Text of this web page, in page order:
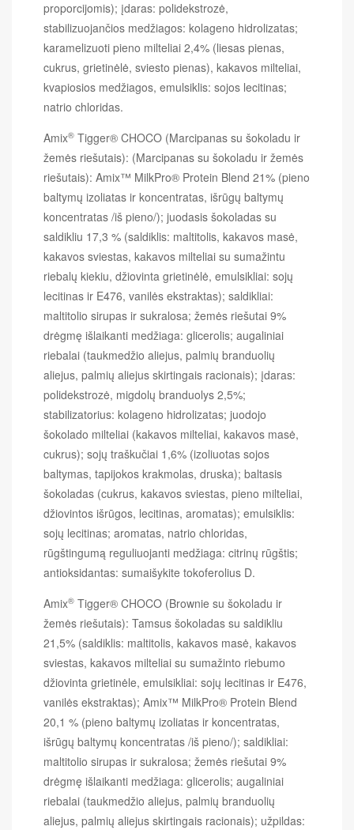
proporcijomis); įdaras: polidekstrozė,
stabilizuojančios medžiagos: kolageno hidrolizatas;
karamelizuoti pieno milteliai 2,4% (liesas pienas,
cukrus, grietinėlė, sviesto pienas), kakavos milteliai,
kvapiosios medžiagos, emulsiklis: sojos lecitinas;
natrio chloridas.
Amix® Tigger® CHOCO (Marcipanas su šokoladu ir
žemės riešutais): (Marcipanas su šokoladu ir žemės
riešutais): Amix™ MilkPro® Protein Blend 21% (pieno
baltymų izoliatas ir koncentratas, išrūgų baltymų
koncentratas /iš pieno/); juodasis šokoladas su
saldikliu 17,3 % (saldiklis: maltitolis, kakavos masė,
kakavos sviestas, kakavos milteliai su sumažintu
riebalų kiekiu, džiovinta grietinėlė, emulsikliai: sojų
lecitinas ir E476, vanilės ekstraktas); saldikliai:
maltitolio sirupas ir sukralosa; žemės riešutai 9%
drėgmę išlaikanti medžiaga: glicerolis; augaliniai
riebalai (taukmedžio aliejus, palmių branduolių
aliejus, palmių aliejus skirtingais racionais); įdaras:
polidekstrozė, migdolų branduolys 2,5%;
stabilizatorius: kolageno hidrolizatas; juodojo
šokolado milteliai (kakavos milteliai, kakavos masė,
cukrus); sojų traškučiai 1,6% (izoliuotas sojos
baltymas, tapijokos krakmolas, druska); baltasis
šokoladas (cukrus, kakavos sviestas, pieno milteliai,
džiovintos išrūgos, lecitinas, aromatas); emulsiklis:
sojų lecitinas; aromatas, natrio chloridas,
rūgštingumą reguliuojanti medžiaga: citrinų rūgštis;
antioksidantas: sumaišykite tokoferolius D.
Amix® Tigger® CHOCO (Brownie su šokoladu ir
žemės riešutais): Tamsus šokoladas su saldikliu
21,5% (saldiklis: maltitolis, kakavos masė, kakavos
sviestas, kakavos milteliai su sumažinto riebumo
džiovinta grietinėle, emulsikliai: sojų lecitinas ir E476,
vanilės ekstraktas); Amix™ MilkPro® Protein Blend
20,1 % (pieno baltymų izoliatas ir koncentratas,
išrūgų baltymų koncentratas /iš pieno/); saldikliai:
maltitolio sirupas ir sukralosa; žemės riešutai 9%
drėgmę išlaikanti medžiaga: glicerolis; augaliniai
riebalai (taukmedžio aliejus, palmių branduolių
aliejus, palmių aliejus skirtingais racionais); užpildas: